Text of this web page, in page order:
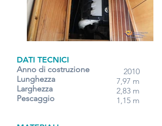
DATI TECNICI
Anno di costruzione
Lunghezza
Larghezza
Pescaggio
2010
7,97 m
2,83 m
1,15 m